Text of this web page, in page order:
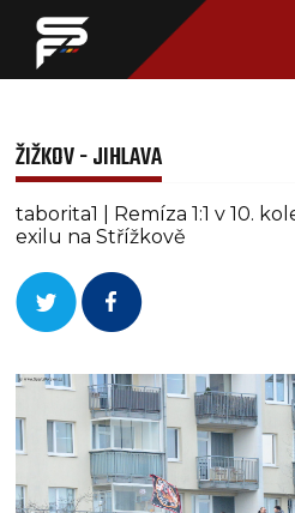
ŽIŽKOV - JIHLAVA
taborita1 | Remíza 1:1 v 10.
exilu na Střížkově